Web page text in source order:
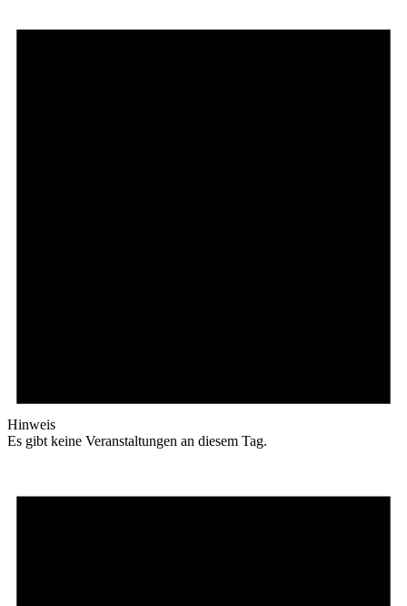
Hinweis
Es gibt keine Veranstaltungen an diesem Tag.